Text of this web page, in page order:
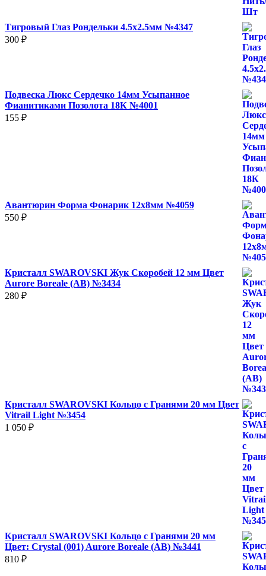
Тигровый Глаз Рондельки 4.5х2.5мм №4347
300 ₽
Подвеска Люкс Сердечко 14мм Усыпанное
Фианитиками Позолота 18К №4001
155 ₽
Авантюрин Форма Фонарик 12x8мм №4059
550 ₽
Кристалл SWAROVSKI Жук Скоробей 12 мм Цвет
Aurore Boreale (AB) №3434
280 ₽
Кристалл SWAROVSKI Кольцо с Гранями 20 мм Цвет
Vitrail Light №3454
1 050 ₽
Кристалл SWAROVSKI Кольцо с Гранями 20 мм
Цвет: Crystal (001) Aurore Boreale (AB) №3441
810 ₽